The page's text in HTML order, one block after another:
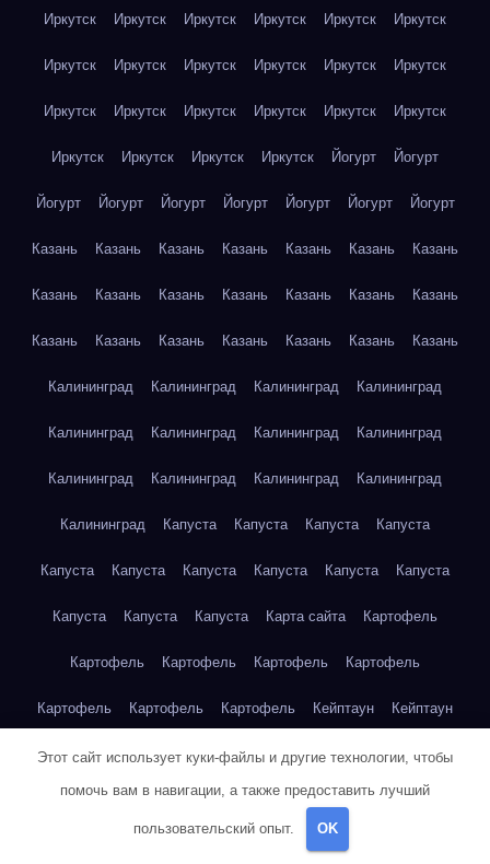
Иркутск Иркутск Иркутск Иркутск Иркутск Иркутск
Иркутск Иркутск Иркутск Иркутск Иркутск Иркутск
Иркутск Иркутск Иркутск Иркутск Иркутск Иркутск
Иркутск Иркутск Иркутск Иркутск Йогурт Йогурт
Йогурт Йогурт Йогурт Йогурт Йогурт Йогурт Йогурт
Казань Казань Казань Казань Казань Казань Казань
Казань Казань Казань Казань Казань Казань Казань
Казань Казань Казань Казань Казань Казань Казань
Калининград Калининград Калининград Калининград
Калининград Калининград Калининград Калининград
Калининград Калининград Калининград Калининград
Калининград Капуста Капуста Капуста Капуста
Капуста Капуста Капуста Капуста Капуста Капуста
Капуста Капуста Капуста Карта сайта Картофель
Картофель Картофель Картофель Картофель
Картофель Картофель Картофель Кейптаун Кейптаун
Кейптаун Кейптаун Кейптаун Кейптаун Кейптаун
Кейптаун Кейптаун Кейптаун Кейптаун Кейптаун
Кейптаун
Этот сайт использует куки-файлы и другие технологии, чтобы
помочь вам в навигации, а также предоставить лучший
пользовательский опыт. OK